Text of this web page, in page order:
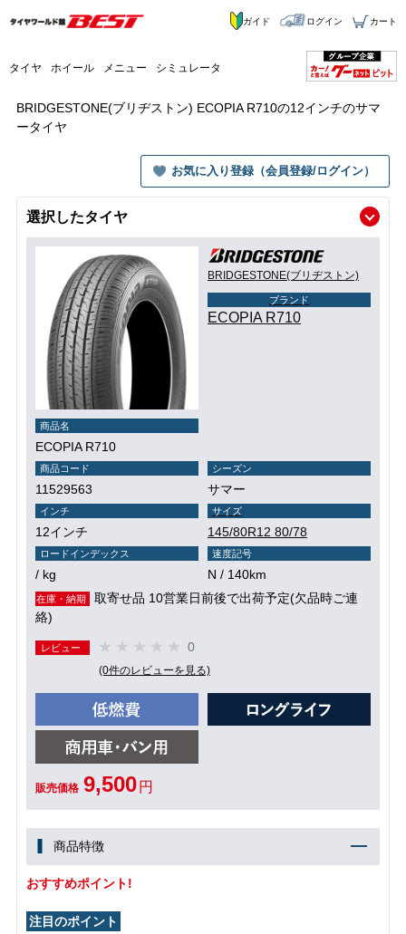
タイヤ ホイール メニュー シミュレータ
ガイド ログイン カート
BRIDGESTONE(ブリヂストン) ECOPIA R710の12インチのサマ
ータイヤ
お気に入り登録（会員登録/ログイン）
選択したタイヤ
BRIDGESTONE(ブリヂストン)
ブランド
ECOPIA R710
商品名
ECOPIA R710
商品コード
11529563
シーズン
サマー
インチ
12インチ
サイズ
145/80R12 80/78
ロードインデックス
/ kg
速度記号
N / 140km
在庫・納期
取寄せ品 10営業日前後で出荷予定(欠品時ご連
絡)
レビュー 0
(0件のレビューを見る)
販売価格 9,500 円
商品特徴
おすすめポイント!
注目のポイント